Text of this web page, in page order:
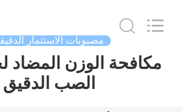
المنزل
CO.,LTD.
مصبوبات الاستثمار
مكافحة الوزن المضاد
الصب الدقيق